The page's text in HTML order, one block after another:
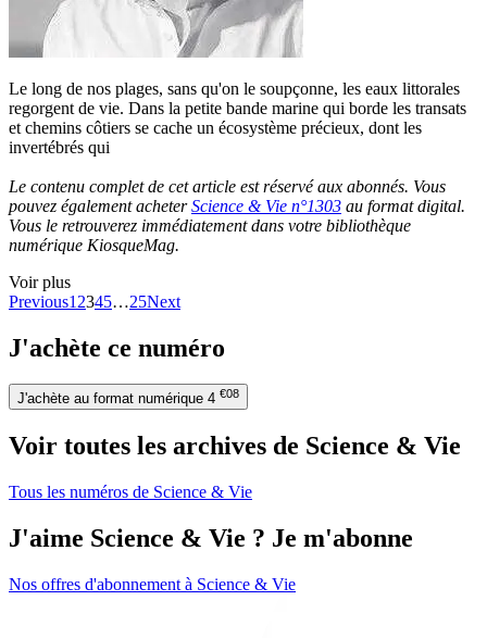
Le long de nos plages, sans qu'on le soupçonne, les eaux littorales
regorgent de vie. Dans la petite bande marine qui borde les transats
et chemins côtiers se cache un écosystème précieux, dont les
invertébrés qui
Le contenu complet de cet article est réservé aux abonnés. Vous
pouvez également acheterScience & Vie n°1303 au format digital.
Vous le retrouverez immédiatement dans votre bibliothèque
numérique KiosqueMag.
Voir plus
Previous1 2345…25Next
J'achète ce numéro
J'achète au format numérique 4 €08
Voir toutes les archives de Science & Vie
Tous les numéros de Science & Vie
J'aime Science & Vie ? Je m'abonne
Nos offres d'abonnement à Science & Vie